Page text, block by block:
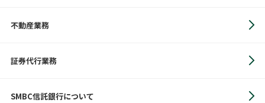
不動産業務
証券代行業務
SMBC信託銀行について